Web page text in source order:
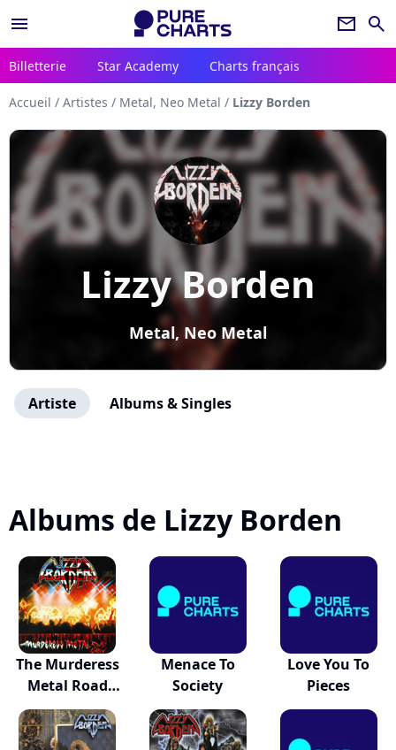
menu newsletter search
Billetterie Star Academy Charts français
Accueil / Artistes / Metal, Neo Metal / Lizzy Borden
Lizzy Borden
Metal, Neo Metal
Artiste Albums & Singles
Albums de Lizzy Borden
The Murderess
Metal Road
Show
Menace To
Society
Love You To
Pieces